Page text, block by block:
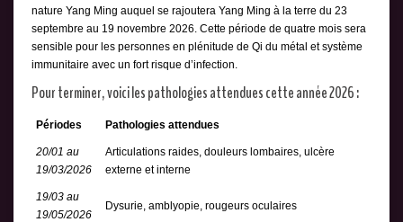
nature Yang Ming auquel se rajoutera Yang Ming à la terre du 23
septembre au 19 novembre 2026. Cette période de quatre mois sera
sensible pour les personnes en plénitude de Qi du métal et système
immunitaire avec un fort risque d’infection.
Pour terminer, voici les pathologies attendues cette année 2026 :
Périodes Pathologies attendues
20/01 au
19/03/2026
Articulations raides, douleurs lombaires, ulcère
externe et interne
19/03 au
19/05/2026
Dysurie, amblyopie, rougeurs oculaires